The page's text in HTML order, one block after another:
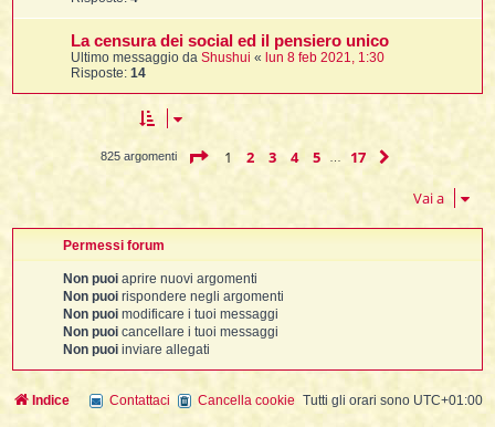
La censura dei social ed il pensiero unico
Ultimo messaggio daShushui « lun 8 feb 2021, 1:30
Risposte:14
825 argomenti Pagina 1di 17
1 2 3 4 5 17
Vai a
Permessi forum
Non puoi aprire nuovi argomenti
Non puoi rispondere negli argomenti
Non puoi modificare i tuoi messaggi
Non puoi cancellare i tuoi messaggi
Non puoi inviare allegati
Indice Tutti gli orari sono UTC+01:00
Cancella cookie
Contattaci